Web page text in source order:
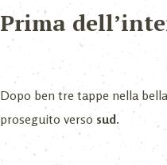
Prima
Dopo ben tre tappe nella
proseguito verso sud.